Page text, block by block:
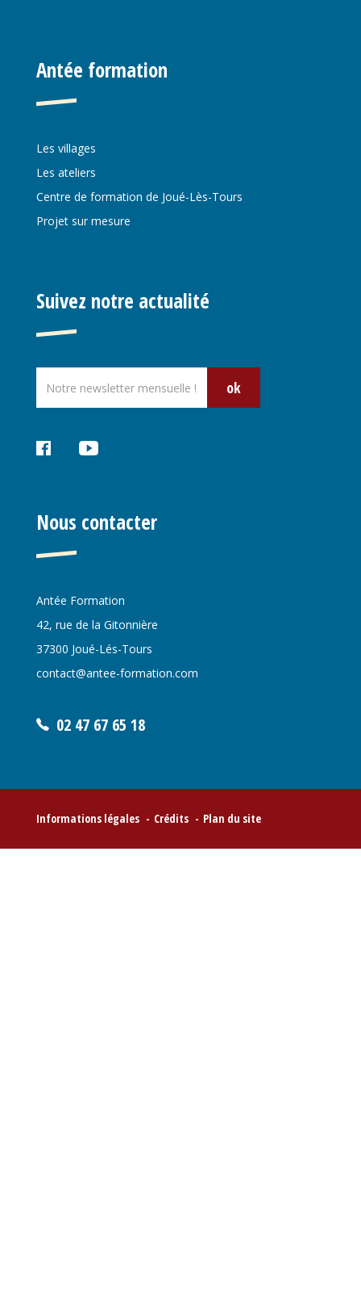
Antée formation
Les villages
Les ateliers
Centre de formation de Joué-Lès-Tours
Projet sur mesure
Suivez notre actualité
ok
sociaux
Nous contacter
Antée Formation
42, rue de la Gitonnière
37300 Joué-Lés-Tours
contact@antee-formation.com
02 47 67 65 18
Informations légales Crédits Plan du site